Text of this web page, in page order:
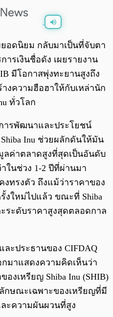
0:00/ 0:00
ยอดนิยม กลับมาเป็นที่จับตา
ารเงินชื่อดัง เผยรายงาน
มีโอกาสพุ่งทะยานสูงถึง
างความฮือฮาให้กับเหล่านัก
ทั่วโลก
การพัฒนาและประโยชน์
Inu ช่วยผลักดันให้มัน
ลค่าตลาดสูงที่สุดเป็นอันดับ
ในช่วง 1-2 ปีที่ผ่านมา
งทรงตัว ถึงแม้ว่าราคาของ
งใหม่ไปแล้ว ขณะที่ Shiba
ระดับราคาสูงสุดตลอดกาล
ละประธานของ CIFDAQ
กมาแสดงความคิดเห็นว่า
งเหรียญ Shiba Inu (SHIB)
กษณะเฉพาะของเหรียญที่มี
ะความผันผวนที่สูง